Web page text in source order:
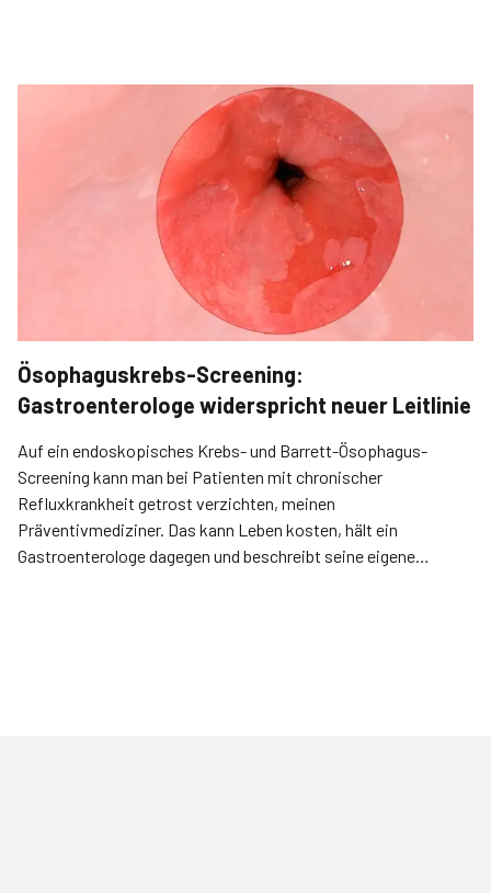
Ösophaguskrebs-Screening:
Gastroenterologe widerspricht neuer Leitlinie
Auf ein endoskopisches Krebs- und Barrett-Ösophagus-
Screening kann man bei Patienten mit chronischer
Refluxkrankheit getrost verzichten, meinen
Präventivmediziner. Das kann Leben kosten, hält ein
Gastroenterologe dagegen und beschreibt seine eigene